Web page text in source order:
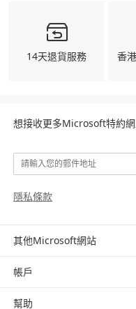
14天退貨服務 香
想接收更多Microsoft特約
隱私條款
其他Microsoft網站
帳戶
幫助